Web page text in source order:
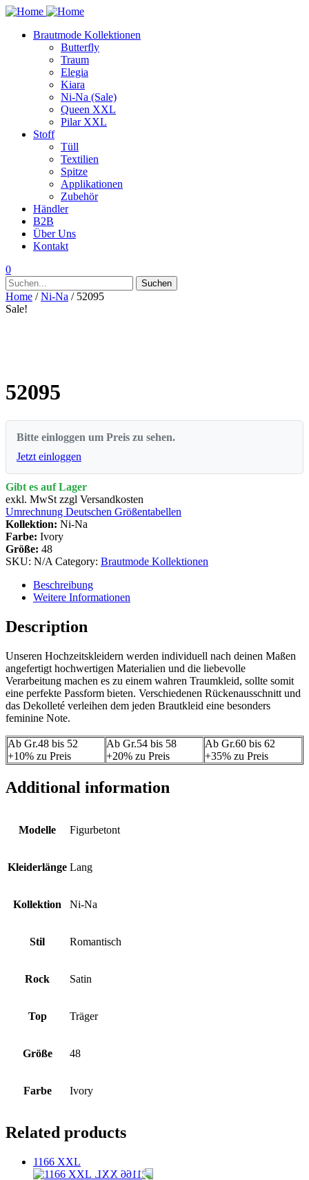
Brautmode Kollektionen
Butterfly
Traum
Elegia
Kiara
Ni-Na (Sale)
Queen XXL
Pilar XXL
Stoff
Tüll
Textilien
Spitze
Applikationen
Zubehör
Händler
B2B
Über Uns
Kontakt
0
Suchen
nach:
Suchen
Home /Ni-Na / 52095
Sale!
52095
Bitte einloggen um Preis zu sehen.
Jetzt einloggen
Gibt es auf Lager
exkl. MwSt zzgl Versandkosten
Umrechnung Deutschen Größentabellen
Kollektion: Ni-Na
Farbe: Ivory
Größe: 48
SKU: N/A Category: Brautmode Kollektionen
Beschreibung
Weitere Informationen
Description
Unseren Hochzeitskleidern werden individuell nach deinen Maßen
angefertigt hochwertigen Materialien und die liebevolle
Verarbeitung machen es zu einem wahren Traumkleid, sollte somit
eine perfekte Passform bieten. Verschiedenen Rückenausschnitt und
das Dekolleté verleihen dem jeden Brautkleid eine besonders
feminine Note.
Ab Gr.48 bis 52
+10% zu Preis
Ab Gr.54 bis 58
+20% zu Preis
Ab Gr.60 bis 62
+35% zu Preis
Additional information
Modelle Figurbetont
Kleiderlänge Lang
Kollektion Ni-Na
Stil Romantisch
Rock Satin
Top Träger
Größe 48
Farbe Ivory
Related products
1166 XXL